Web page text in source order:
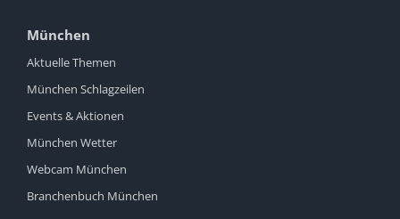
München
Aktuelle Themen
München Schlagzeilen
Events & Aktionen
München Wetter
Webcam München
Branchenbuch München